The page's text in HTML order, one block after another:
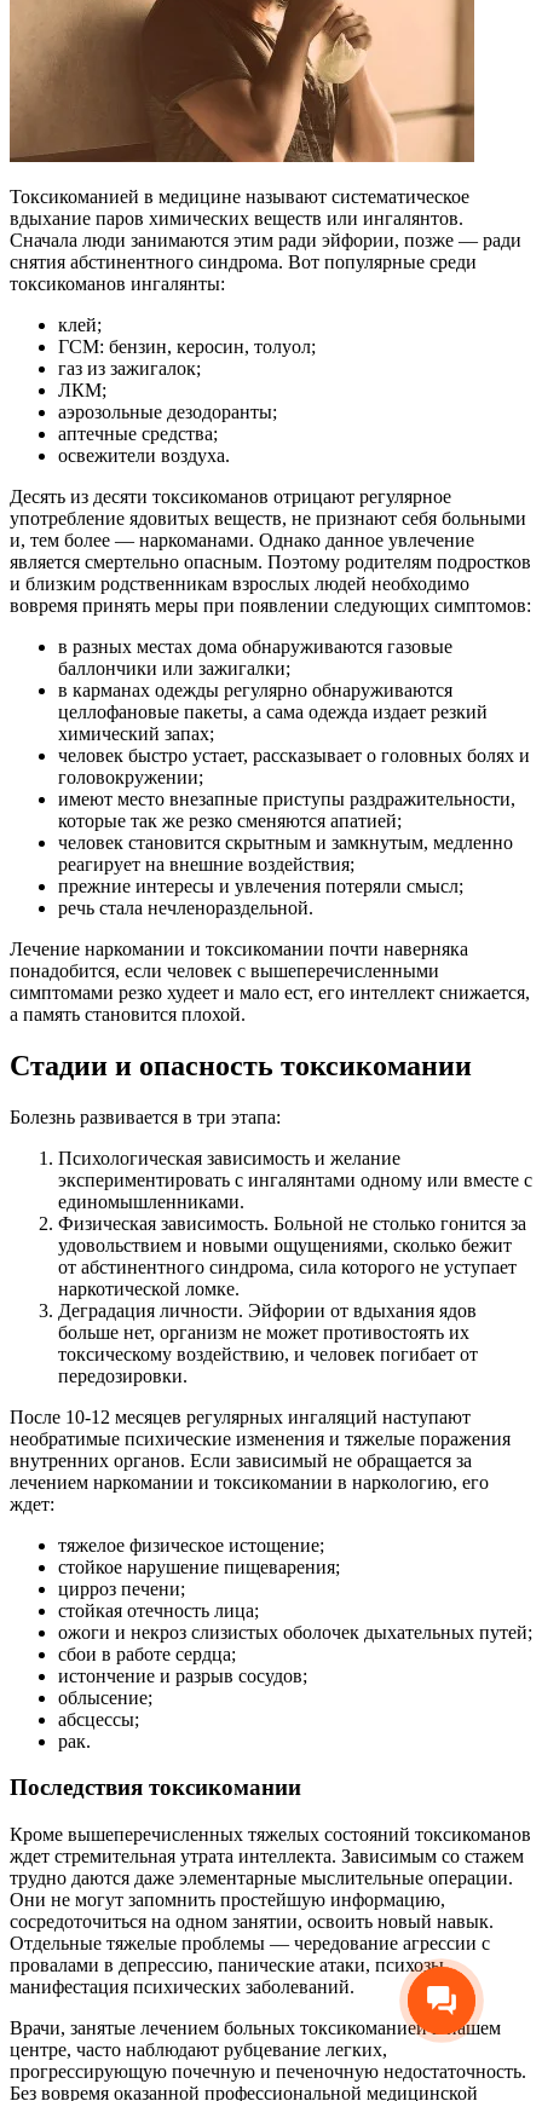
Токсикоманией в медицине называют систематическое
вдыхание паров химических веществ или ингалянтов.
Сначала люди занимаются этим ради эйфории, позже — ради
снятия абстинентного синдрома. Вот популярные среди
токсикоманов ингалянты:
клей;
ГСМ: бензин, керосин, толуол;
газ из зажигалок;
ЛКМ;
аэрозольные дезодоранты;
аптечные средства;
освежители воздуха.
Десять из десяти токсикоманов отрицают регулярное
употребление ядовитых веществ, не признают себя больными
и, тем более — наркоманами. Однако данное увлечение
является смертельно опасным. Поэтому родителям подростков
и близким родственникам взрослых людей необходимо
вовремя принять меры при появлении следующих симптомов:
в разных местах дома обнаруживаются газовые
баллончики или зажигалки;
в карманах одежды регулярно обнаруживаются
целлофановые пакеты, а сама одежда издает резкий
химический запах;
человек быстро устает, рассказывает о головных болях и
головокружении;
имеют место внезапные приступы раздражительности,
которые так же резко сменяются апатией;
человек становится скрытным и замкнутым, медленно
реагирует на внешние воздействия;
прежние интересы и увлечения потеряли смысл;
речь стала нечленораздельной.
Лечение наркомании и токсикомании почти наверняка
понадобится, если человек с вышеперечисленными
симптомами резко худеет и мало ест, его интеллект снижается,
а память становится плохой.
Стадии и опасность токсикомании
Болезнь развивается в три этапа:
Психологическая зависимость и желание
экспериментировать с ингалянтами одному или вместе с
единомышленниками.
Физическая зависимость. Больной не столько гонится за
удовольствием и новыми ощущениями, сколько бежит
от абстинентного синдрома, сила которого не уступает
наркотической ломке.
Деградация личности. Эйфории от вдыхания ядов
больше нет, организм не может противостоять их
токсическому воздействию, и человек погибает от
передозировки.
После 10-12 месяцев регулярных ингаляций наступают
необратимые психические изменения и тяжелые поражения
внутренних органов. Если зависимый не обращается за
лечением наркомании и токсикомании в наркологию, его
ждет:
тяжелое физическое истощение;
стойкое нарушение пищеварения;
цирроз печени;
стойкая отечность лица;
ожоги и некроз слизистых оболочек дыхательных путей;
сбои в работе сердца;
истончение и разрыв сосудов;
облысение;
абсцессы;
рак.
Последствия токсикомании
Кроме вышеперечисленных тяжелых состояний токсикоманов
ждет стремительная утрата интеллекта. Зависимым со стажем
трудно даются даже элементарные мыслительные операции.
Они не могут запомнить простейшую информацию,
сосредоточиться на одном занятии, освоить новый навык.
Отдельные тяжелые проблемы — чередование агрессии с
провалами в депрессию, панические атаки, психозы,
манифестация психических заболеваний.
Врачи, занятые лечением больных токсикоманией в нашем
центре, часто наблюдают рубцевание легких,
прогрессирующую почечную и печеночную недостаточность.
Без вовремя оказанной профессиональной медицинской